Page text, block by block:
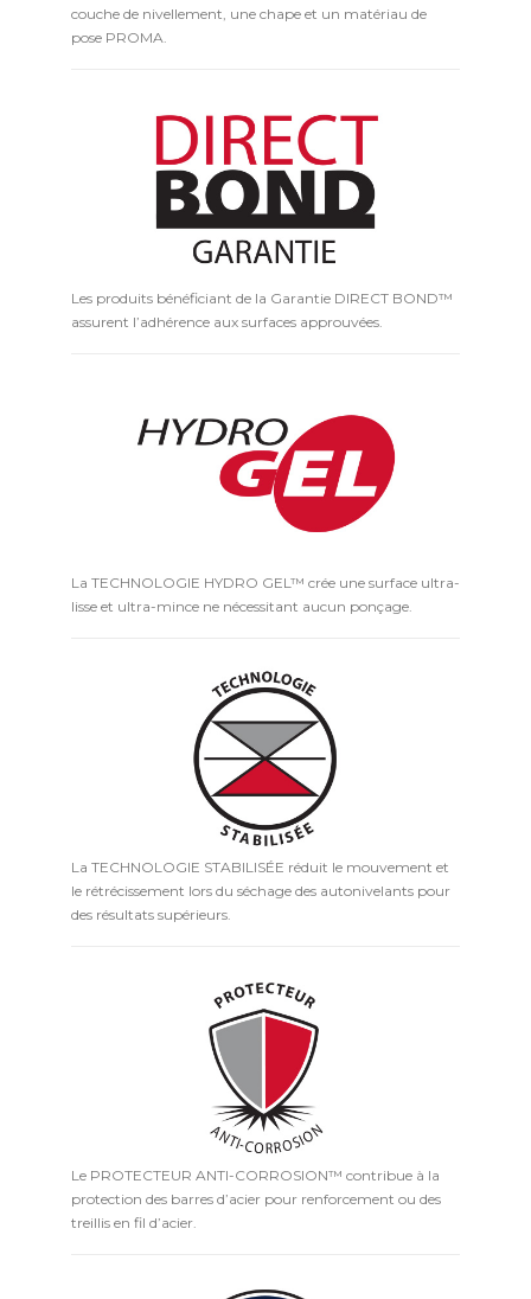
couche de nivellement, une chape et un matériau de
pose PROMA.
Les produits bénéficiant de la Garantie DIRECT BOND™
assurent l’adhérence aux surfaces approuvées.
La TECHNOLOGIE HYDRO GEL™ crée une surface ultra-
lisse et ultra-mince ne nécessitant aucun ponçage.
La TECHNOLOGIE STABILISÉE réduit le mouvement et
le rétrécissement lors du séchage des autonivelants pour
des résultats supérieurs.
Le PROTECTEUR ANTI-CORROSION™ contribue à la
protection des barres d’acier pour renforcement ou des
treillis en fil d’acier.